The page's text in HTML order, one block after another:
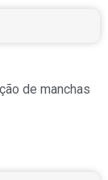
de manchas